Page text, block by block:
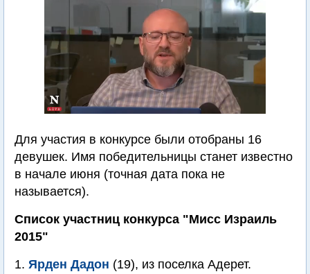
Для участия в конкурсе были отобраны 16
девушек. Имя победительницы станет известно
в начале июня (точная дата пока не
называется).
Список участниц конкурса "Мисс Израиль
2015"
1. Ярден Дадон (19), из поселка Адерет.